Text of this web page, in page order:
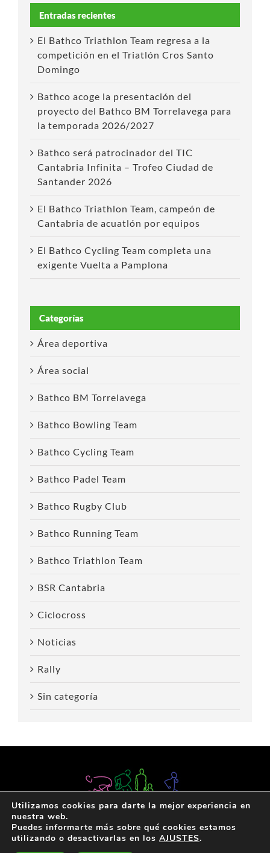
Entradas recientes
El Bathco Triathlon Team regresa a la
competición en el Triatlón Cros Santo
Domingo
Bathco acoge la presentación del
proyecto del Bathco BM Torrelavega para
la temporada 2026/2027
Bathco será patrocinador del TIC
Cantabria Infinita – Trofeo Ciudad de
Santander 2026
El Bathco Triathlon Team, campeón de
Cantabria de acuatlón por equipos
El Bathco Cycling Team completa una
exigente Vuelta a Pamplona
Categorías
Área deportiva
Área social
Bathco BM Torrelavega
Bathco Bowling Team
Bathco Cycling Team
Bathco Padel Team
Bathco Rugby Club
Bathco Running Team
Bathco Triathlon Team
BSR Cantabria
Ciclocross
Noticias
Rally
Sin categoría
Utilizamos cookies para darte la mejor experiencia en
nuestra web.
Puedes informarte más sobre qué cookies estamos
utilizando o desactivarlas en los AJUSTES.